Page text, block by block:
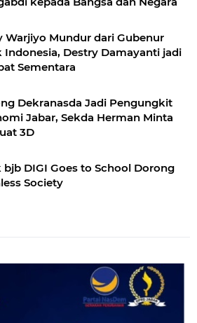
Warjiyo Mundur dari Gubenur
Indonesia, Destry Damayanti jadi
Sementara
Dekranasda Jadi Pengungkit
Jabar, Sekda Herman Minta
3D
bjb DIGI Goes to School Dorong
Society